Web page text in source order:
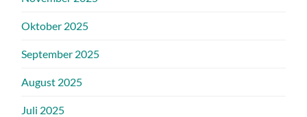
Oktober 2025
September 2025
August 2025
Juli 2025